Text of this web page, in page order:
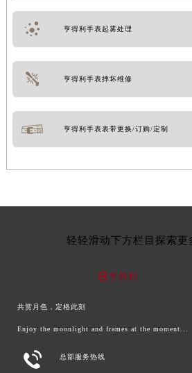
亨得利手表起雾处理
亨得利手表摔坏维修
亨得利手表表带更换/订购/定制
轻轻滑动下方栏目探索更
共赏月色，定格此刻
Enjoy the moonlight and frames at the moment...
 总部服务热线